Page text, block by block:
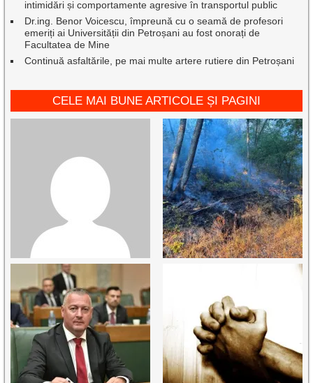
intimidări și comportamente agresive în transportul public
Dr.ing. Benor Voicescu, împreună cu o seamă de profesori
emeriți ai Universității din Petroșani au fost onorați de
Facultatea de Mine
Continuă asfaltările, pe mai multe artere rutiere din Petroșani
CELE MAI BUNE ARTICOLE ȘI PAGINI